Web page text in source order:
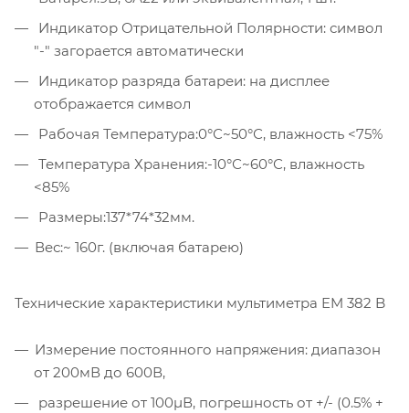
Индикатор Отрицательной Полярности: символ
"-" загорается автоматически
Индикатор разряда батареи: на дисплее
отображается символ
Рабочая Температура:0°С~50°С, влажность <75%
Температура Хранения:-10°С~60°С, влажность
<85%
Размеры:137*74*32мм.
Вес:~ 160г. (включая батарею)
Технические характеристики мультиметра EM 382 B
Измерение постоянного напряжения: диапазон
от 200мВ до 600В,
разрешение от 100µВ, погрешность от +/- (0.5% +